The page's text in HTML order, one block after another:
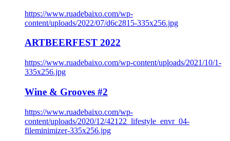
https://www.ruadebaixo.com/wp-
content/uploads/2022/07/d6c2815-335x256.jpg
ARTBEERFEST 2022
https://www.ruadebaixo.com/wp-content/uploads/2021/10/1-
335x256.jpg
Wine & Grooves #2
https://www.ruadebaixo.com/wp-
content/uploads/2020/12/42122_lifestyle_envr_04-
fileminimizer-335x256.jpg